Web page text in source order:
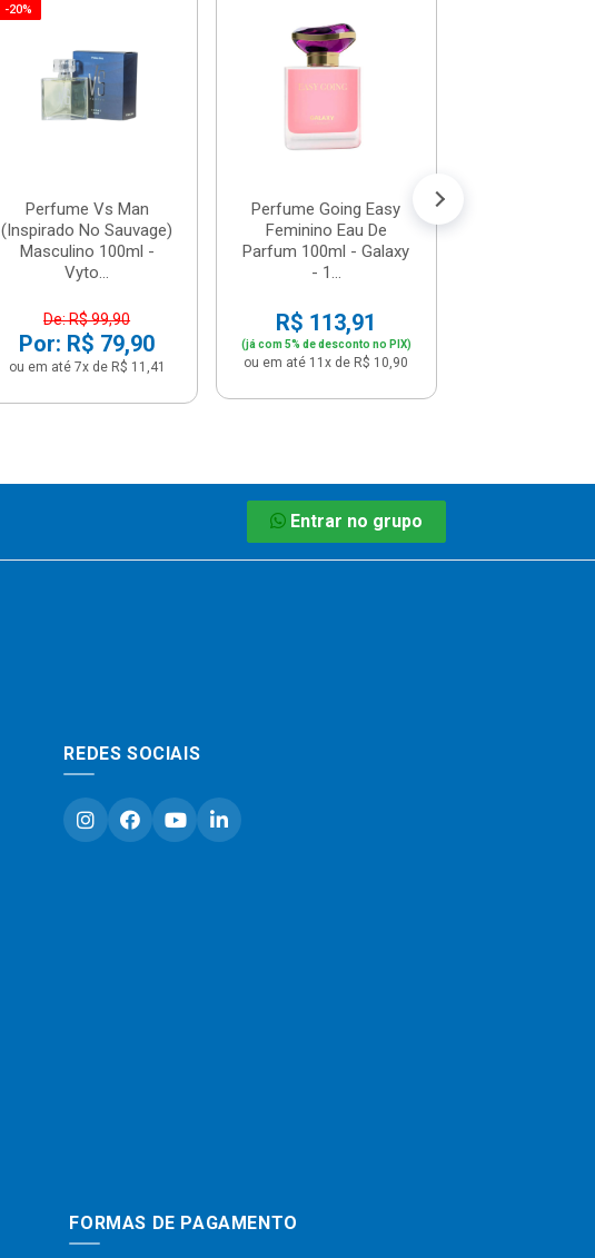
-20%
Perfume Vs Man
(Inspirado No Sauvage)
Masculino 100ml -
Vyto...
De: R$ 99,90
Por: R$ 79,90
ou em até 7x de R$ 11,41
Perfume Going Easy
Feminino Eau De
Parfum 100ml - Galaxy
- 1...
R$ 113,91
(já com 5% de desconto no PIX)
ou em até 11x de R$ 10,90
Entrar no grupo
REDES SOCIAIS
FORMAS DE PAGAMENTO